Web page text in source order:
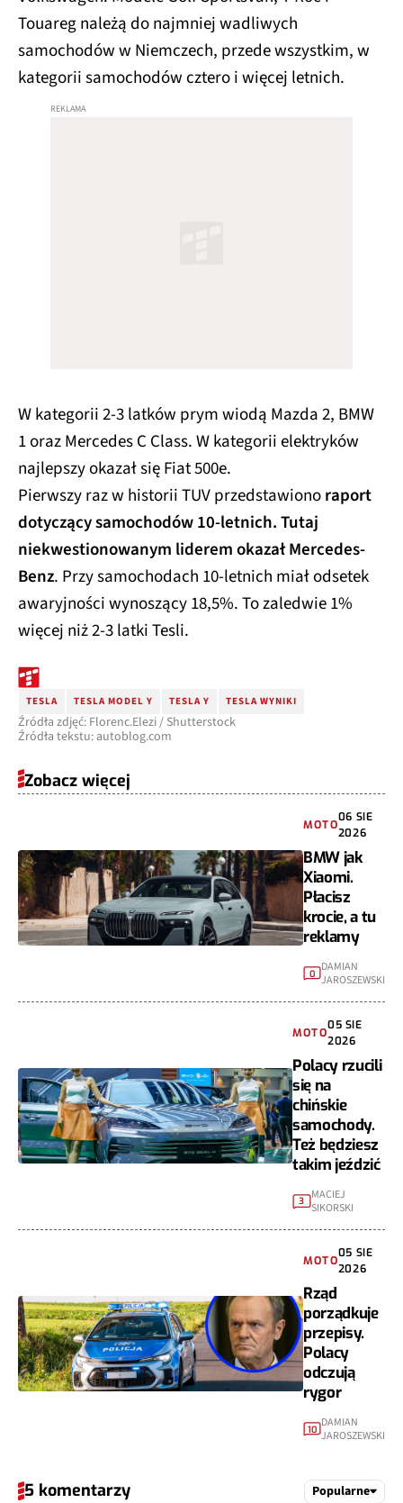
Touareg należą do najmniej wadliwych
samochodów w Niemczech, przede wszystkim, w
kategorii samochodów cztero i więcej letnich.
W kategorii 2-3 latków prym wiodą Mazda 2, BMW
1 oraz Mercedes C Class. W kategorii elektryków
najlepszy okazał się Fiat 500e.
Pierwszy raz w historii TUV przedstawionoraport
dotyczący samochodów 10-letnich. Tutaj
niekwestionowanym liderem okazał Mercedes-
Benz. Przy samochodach 10-letnich miał odsetek
awaryjności wynoszący 18,5%. To zaledwie 1%
więcej niż 2-3 latki Tesli.
TESLA TESLA MODEL Y TESLA Y TESLA WYNIKI
Źródła zdjęć: Florenc.Elezi / Shutterstock
Źródła tekstu: autoblog.com
Zobacz więcej
MOTO
06 SIE
2026
BMW jak
Xiaomi.
Płacisz
krocie, a tu
reklamy
0
DAMIAN
JAROSZEWSKI
MOTO
05 SIE
2026
Polacy rzucili
się na
chińskie
samochody.
Też będziesz
takim jeździć
3
MACIEJ
SIKORSKI
MOTO
05 SIE
2026
Rząd
porządkuje
przepisy.
Polacy
odczują
rygor
10 DAMIAN
JAROSZEWSKI
5 komentarzy Popularne